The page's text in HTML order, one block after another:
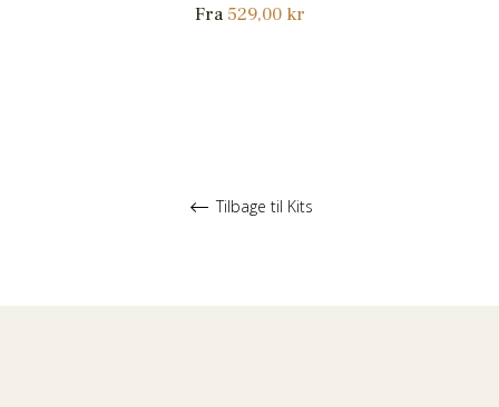
Fra 529,00 kr
Tilbage til Kits